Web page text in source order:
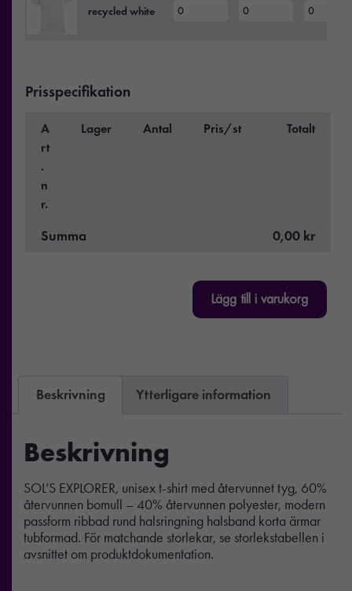
recycled white
Prisspecifikation
A
rt
.
n
r.
Lager Antal Pris/st Totalt
Summa 0,00 kr
Lägg till i varukorg
Beskrivning Ytterligare information
Beskrivning
SOL’S EXPLORER, unisex t-shirt med återvunnet tyg, 60%
återvunnen bomull – 40% återvunnen polyester, modern
passform ribbad rund halsringning halsband korta ärmar
tubformad. För matchande storlekar, se storlekstabellen i
avsnittet om produktdokumentation.